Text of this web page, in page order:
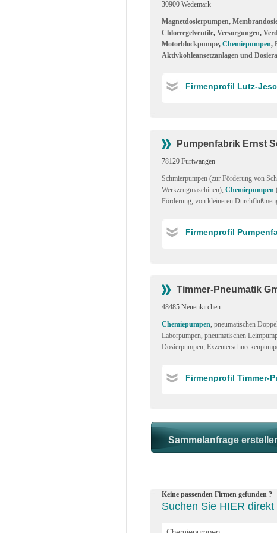
30900 Wedemark
Magnetdosierpumpen,
Chlorregelventile, Versorgungen,
Motorblockpumpe, Chemiepumpen,
Aktivkohleansetzanlagen und
Firmenprofil Lutz-
Pumpenfabrik Ernst
78120 Furtwangen
Schmierpumpen (zur Förderung von
Werkzeugmaschinen), Chemiepumpen
Förderung, von kleineren
Firmenprofil
Timmer-Pneumatik
48485 Neuenkirchen
Chemiepumpen, pneumatischen
Laborpumpen, pneumatischen
Dosierpumpen,
Firmenprofil Timmer-
Keine passenden Firmen gefunden ?
Suchen Sie HIER